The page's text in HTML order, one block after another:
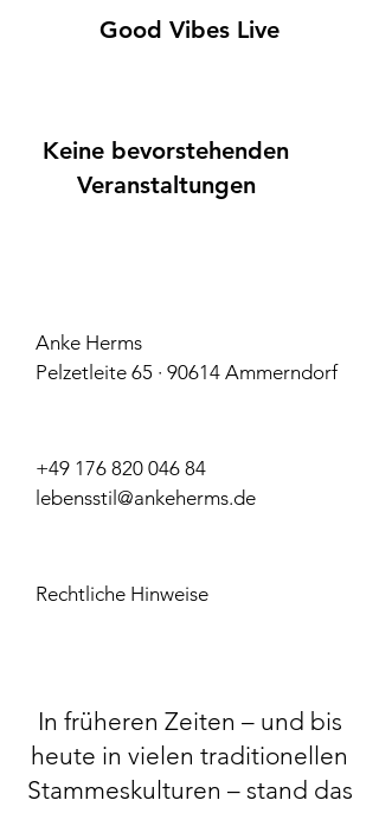
Good Vibes Live
Keine bevorstehenden
Veranstaltungen
Anke Herms
Pelzetleite 65 · 90614 Ammerndorf
+49 176 820 046 84
lebensstil@ankeherms.de
Rechtliche Hinweise
In früheren Zeiten – und bis
heute in vielen traditionellen
Stammeskulturen – stand das